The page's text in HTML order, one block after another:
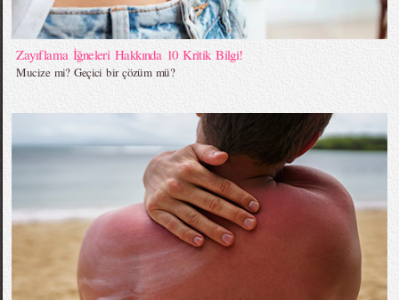
Zayıflama İğneleri Hakkında 10 Kritik Bilgi!
Mucize mi? Geçici bir çözüm mü?